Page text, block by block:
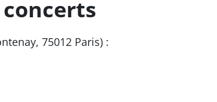
75012 Paris) :